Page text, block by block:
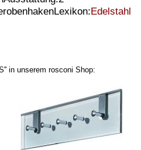
Edelstahl
in unserem rosconi Shop: